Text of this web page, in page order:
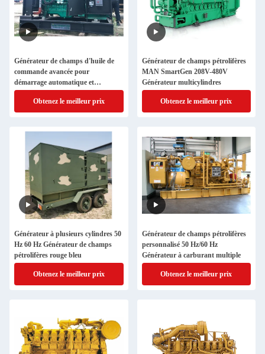
Générateur de champs d'huile de
commande avancée pour
démarrage automatique et
télécommande
Obtenez le meilleur prix
Générateur de champs pétrolifères
MAN SmartGen 208V-480V
Générateur multicylindres
Obtenez le meilleur prix
Générateur à plusieurs cylindres 50
Hz 60 Hz Générateur de champs
pétrolifères rouge bleu
Obtenez le meilleur prix
Générateur de champs pétrolifères
personnalisé 50 Hz/60 Hz
Générateur à carburant multiple
Obtenez le meilleur prix